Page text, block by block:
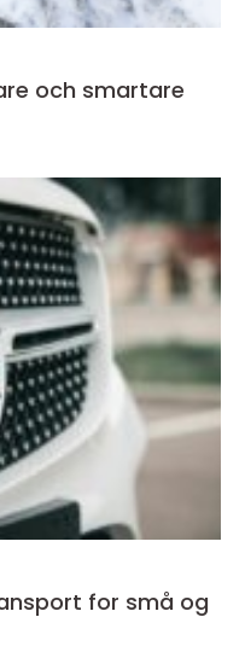
och smartare
for små og